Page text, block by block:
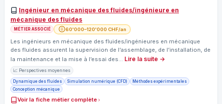
Ingénieur en mécanique des fluides/ingénieure en
mécanique des fluides
MÉTIER ASSOCIÉ 60'000–120'000 CHF/an
Les ingénieurs en mécanique des fluides/ingénieures en mécanique
des fluides assurent la supervision de l’assemblage, de l’installation, de
la maintenance et la mise à l’essai des… Lire la suite →
📈 Perspectives moyennes
Dynamique des fluides Simulation numérique (CFD)
Méthodes expérimentales
Conception mécanique
Voir la fiche métier complète